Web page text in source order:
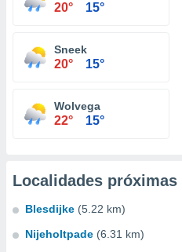
20° 15°
Sneek
20° 15°
Wolvega
22° 15°
Localidades próximas
Blesdijke (5.22 km)
Nijeholtpade (6.31 km)